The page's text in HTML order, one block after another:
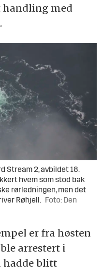
handling med
Stream 2, avbildet 18.
hvem som stod bak
rørledningen, men det
Røhjell.
Foto: Den
er fra høsten
arrestert i
hadde blitt